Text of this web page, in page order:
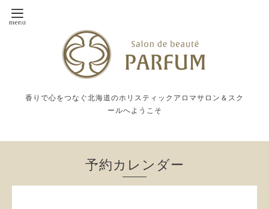
香りで心をつなぐ北海道のホリスティックアロマサロン＆スク
ールへようこそ
予約カレンダー